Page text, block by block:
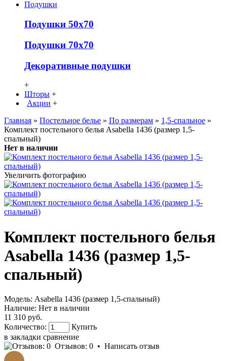
Подушки
Подушки 50х70
Подушки 70х70
Декоративные подушки
+
Шторы +
Акции +
Главная » Постельное белье » По размерам » 1,5-спальное »
Комплект постельного белья Asabella 1436 (размер 1,5-
спальный)
Нет в наличии
Увеличить фотографию
Комплект постельного белья
Asabella 1436 (размер 1,5-
спальный)
Модель: Asabella 1436 (размер 1,5-спальный)
Наличие: Нет в наличии
11 310 руб.
Количество:
Купить
в закладки сравнение
Отзывов: 0 • Написать отзыв